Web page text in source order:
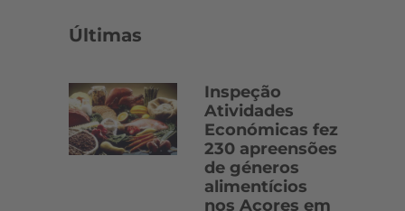
Últimas
Inspeção
Atividades
Económicas fez
230 apreensões
de géneros
alimentícios
nos Açores em